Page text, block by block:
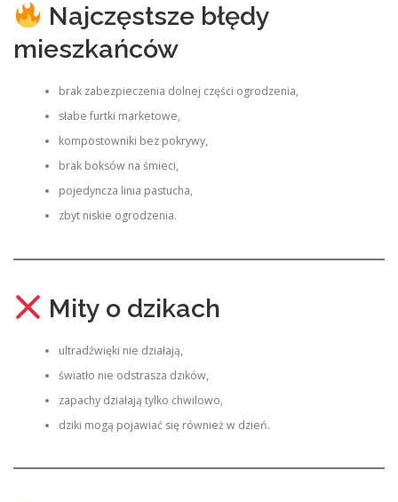
Najczęstsze błędy
mieszkańców
brak zabezpieczenia dolnej części ogrodzenia,
słabe furtki marketowe,
kompostowniki bez pokrywy,
brak boksów na śmieci,
pojedyncza linia pastucha,
zbyt niskie ogrodzenia.
Mity o dzikach
ultradźwięki nie działają,
światło nie odstrasza dzików,
zapachy działają tylko chwilowo,
dziki mogą pojawiać się również w dzień.